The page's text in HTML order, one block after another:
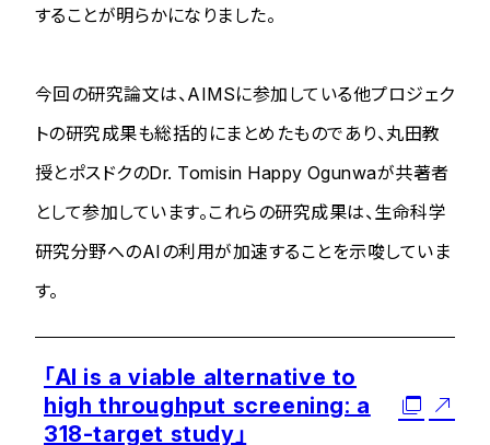
することが明らかになりました。
今回の研究論文は、AIMSに参加している他プロジェク
トの研究成果も総括的にまとめたものであり、丸田教
授とポスドクのDr. Tomisin Happy Ogunwaが共著者
として参加しています。これらの研究成果は、生命科学
研究分野へのAIの利用が加速することを示唆していま
す。
「AI is a viable alternative to
high throughput screening: a
318-target study」